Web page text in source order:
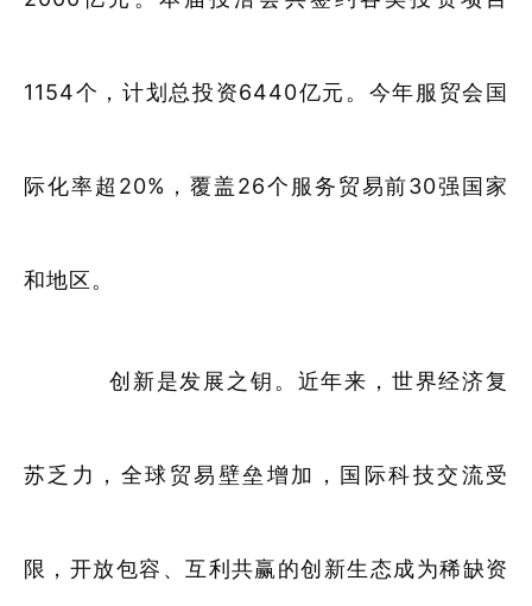
1154个，计划总投资6440亿元。今年服贸会国
际化率超20%，覆盖26个服务贸易前30强国家
和地区。
创新是发展之钥。近年来，世界经济复
苏乏力，全球贸易壁垒增加，国际科技交流受
限，开放包容、互利共赢的创新生态成为稀缺资